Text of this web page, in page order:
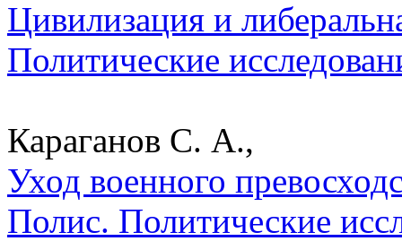
Цивилизация и
Политические
Караганов С. А.,
Уход военного
Полис. Политические